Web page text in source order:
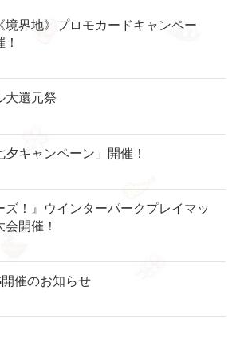
境界地》プロモカードキャンペー
大還元祭
キャンペーン」開催！
ズ！』ウインターパークプレイマッ
会開催！
催のお知らせ